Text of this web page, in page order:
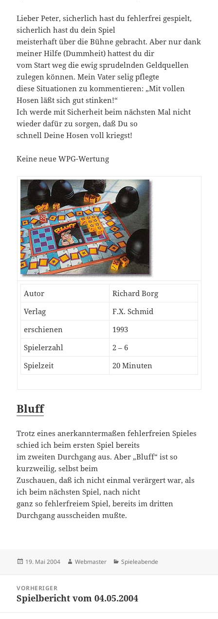
Lieber Peter, sicherlich hast du fehlerfrei gespielt,
sicherlich hast du dein Spiel
meisterhaft über die Bühne gebracht. Aber nur dank
meiner Hilfe (Dummheit) hattest du dir
vom Start weg die ewig sprudelnden Geldquellen
zulegen können. Mein Vater selig pflegte
diese Situationen zu kommentieren: „Mit vollen
Hosen läßt sich gut stinken!“
Ich werde mit Sicherheit beim nächsten Mal nicht
wieder dafür zu sorgen, daß Du so
schnell Deine Hosen voll kriegst!
Keine neue WPG-Wertung
Autor
Richard Borg
Verlag
F.X. Schmid
erschienen
1993
Spielerzahl
2 – 6
Spielzeit
20 Minuten
Bluff
Trotz eines anerkanntermaßen fehlerfreien Spieles
schied ich beim ersten Spiel bereits
im zweiten Durchgang aus. Aber „Bluff“ ist so
kurzweilig, selbst beim
Zuschauen, daß ich nicht einmal verärgert war, als
ich beim nächsten Spiel, nach nicht
ganz so fehlerfreiem Spiel, bereits im dritten
Durchgang ausscheiden mußte.
Veröffentlicht
19. Mai 2004 Autor
Webmaster Kategorien
Spieleabende
VORHERIGER
Vorheriger
Spielbericht vom 04.05.2004